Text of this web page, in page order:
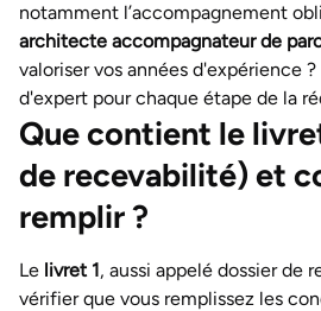
notamment l’accompagnement
architecte accompagnateur de
valoriser vos années d'expérience
d'expert pour chaque étape de la
Que contient le
de recevabilité) et
remplir ?
Le livret 1, aussi appelé dossier de
vérifier que vous remplissez les